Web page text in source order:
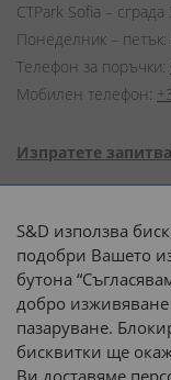
CTPark Sofia –
Понеделник – петък:
Телефон за поръчки:
Мобилен телефон:
Изпратете
S&D използва
подобри Вашето
бутона
добро
пазаруване.
бисквитки ще
Ви доставяме